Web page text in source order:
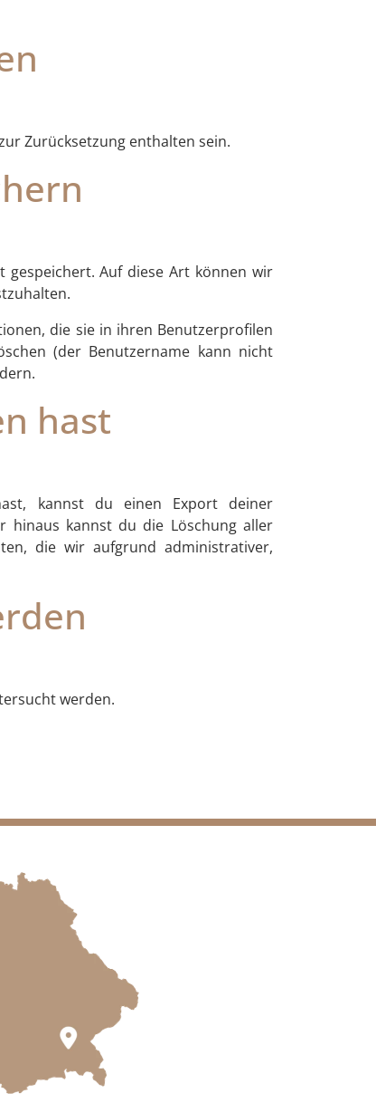
Zurücksetzung enthalten sein.
Auf diese Art können wir
die sie in ihren Benutzerprofilen
(der Benutzername kann nicht
hast
kannst du einen Export deiner
hinaus kannst du die Löschung aller
die wir aufgrund administrativer,
werden.